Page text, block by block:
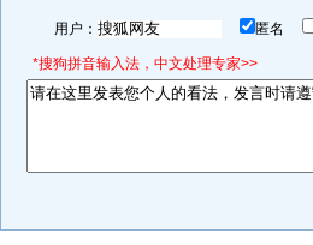
用户： 匿名
*搜狗拼音输入法，中文处理专家>>